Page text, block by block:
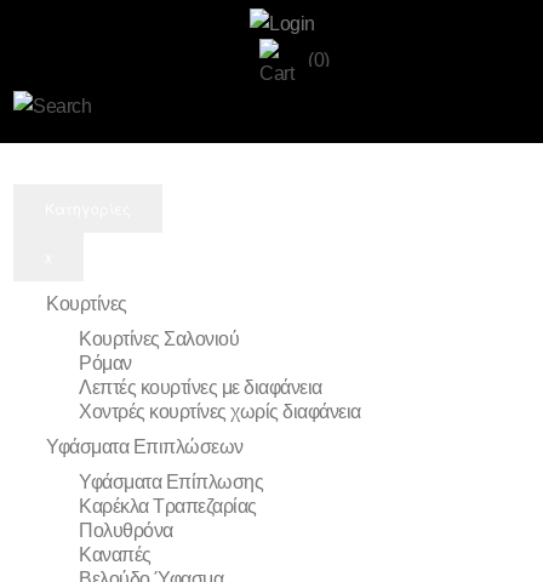
(0)
Κουρτίνες
Κουρτίνες Σαλονιού
Ρόμαν
Λεπτές κουρτίνες με διαφάνεια
Χοντρές κουρτίνες χωρίς διαφάνεια
Υφάσματα Επιπλώσεων
Υφάσματα Επίπλωσης
Καρέκλα Τραπεζαρίας
Πολυθρόνα
Καναπές